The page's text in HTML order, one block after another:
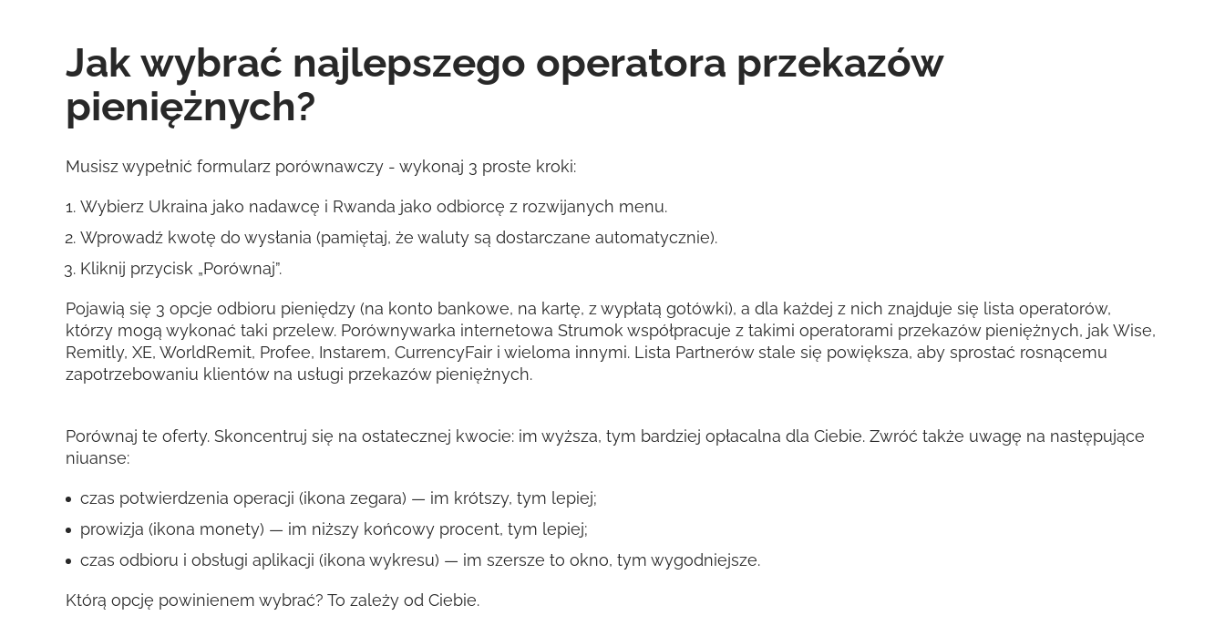
Jak wybrać najlepszego operatora przekazów
pieniężnych?
Musisz wypełnić formularz porównawczy - wykonaj 3 proste kroki:
Wybierz Ukraina jako nadawcę i Rwanda jako odbiorcę z rozwijanych menu.
Wprowadź kwotę do wysłania (pamiętaj, że waluty są dostarczane automatycznie).
Kliknij przycisk „Porównaj”.
Pojawią się 3 opcje odbioru pieniędzy (na konto bankowe, na kartę, z wypłatą gotówki), a dla każdej z nich znajduje się lista operatorów,
którzy mogą wykonać taki przelew. Porównywarka internetowa Strumok współpracuje z takimi operatorami przekazów pieniężnych, jak Wise,
Remitly, XE, WorldRemit, Profee, Instarem, CurrencyFair i wieloma innymi. Lista Partnerów stale się powiększa, aby sprostać rosnącemu
zapotrzebowaniu klientów na usługi przekazów pieniężnych.
Porównaj te oferty. Skoncentruj się na ostatecznej kwocie: im wyższa, tym bardziej opłacalna dla Ciebie. Zwróć także uwagę na następujące
niuanse:
czas potwierdzenia operacji (ikona zegara) — im krótszy, tym lepiej;
prowizja (ikona monety) — im niższy końcowy procent, tym lepiej;
czas odbioru i obsługi aplikacji (ikona wykresu) — im szersze to okno, tym wygodniejsze.
Którą opcję powinienem wybrać? To zależy od Ciebie.